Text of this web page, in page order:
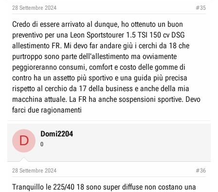
28 Settembre 2024 #35
Credo di essere arrivato al dunque, ho ottenuto un buon
preventivo per una Leon Sportstourer 1.5 TSI 150 cv DSG
allestimento FR. Mi devo far andare giù i cerchi da 18 che
purtroppo sono parte dell'allestimento ma ovviamente
peggioreranno consumi, comfort e costo delle gomme di
contro ha un assetto più sportivo e una guida più precisa
rispetto al cerchio da 17 della business e anche della mia
macchina attuale. La FR ha anche sospensioni sportive. Devo
farci due ragionamenti
D Domi2204
0
28 Settembre 2024 #36
Tranquillo le 225/40 18 sono super diffuse non costano una